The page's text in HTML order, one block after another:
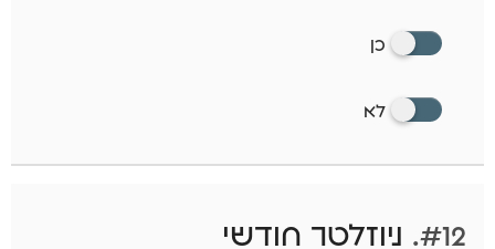
כן
לא
#12. ניוזלטר חודשי